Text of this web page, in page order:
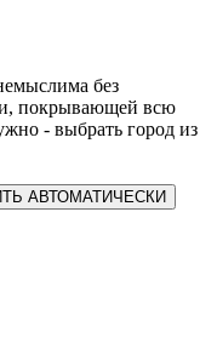
без
покрывающей всю
- выбрать город из
АВТОМАТИЧЕСКИ